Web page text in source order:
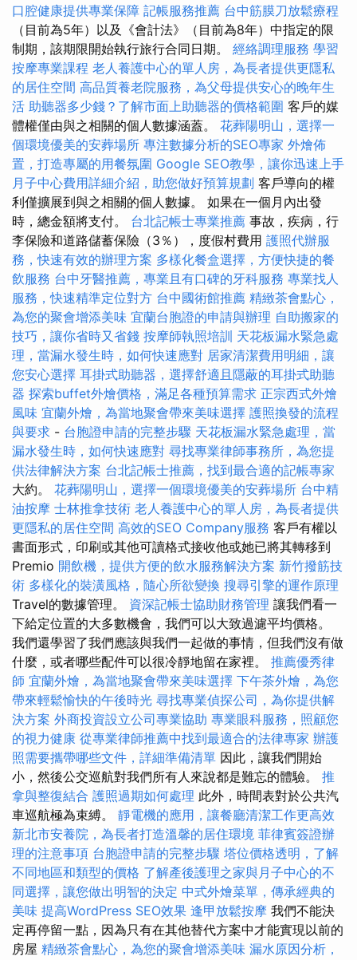
口腔健康提供專業保障 記帳服務推薦 台中筋膜刀放鬆療程
（目前為5年）以及《會計法》（目前為8年）中指定的限
制期，該期限開始執行旅行合同日期。 經絡調理服務 學習
按摩專業課程 老人養護中心的單人房，為長者提供更隱私
的居住空間 高品質養老院服務，為父母提供安心的晚年生
活 助聽器多少錢？了解市面上助聽器的價格範圍 客戶的媒
體權僅由與之相關的個人數據涵蓋。 花葬陽明山，選擇一
個環境優美的安葬場所 專注數據分析的SEO專家 外燴佈
置，打造專屬的用餐氛圍 Google SEO教學，讓你迅速上手
月子中心費用詳細介紹，助您做好預算規劃 客戶導向的權
利僅擴展到與之相關的個人數據。 如果在一個月內出發
時，總金額將支付。 台北記帳士專業推薦 事故，疾病，行
李保險和道路儲蓄保險（3％），度假村費用 護照代辦服
務，快速有效的辦理方案 多樣化餐盒選擇，方便快捷的餐
飲服務 台中牙醫推薦，專業且有口碑的牙科服務 專業找人
服務，快速精準定位對方 台中國術館推薦 精緻茶會點心，
為您的聚會增添美味 宜蘭台胞證的申請與辦理 自助搬家的
技巧，讓你省時又省錢 按摩師執照培訓 天花板漏水緊急處
理，當漏水發生時，如何快速應對 居家清潔費用明細，讓
您安心選擇 耳掛式助聽器，選擇舒適且隱蔽的耳掛式助聽
器 探索buffet外燴價格，滿足各種預算需求 正宗西式外燴
風味 宜蘭外燴，為當地聚會帶來美味選擇 護照換發的流程
與要求 - 台胞證申請的完整步驟 天花板漏水緊急處理，當
漏水發生時，如何快速應對 尋找專業律師事務所，為您提
供法律解決方案 台北記帳士推薦，找到最合適的記帳專家
大約。 花葬陽明山，選擇一個環境優美的安葬場所 台中精
油按摩 士林推拿技術 老人養護中心的單人房，為長者提供
更隱私的居住空間 高效的SEO Company服務 客戶有權以
書面形式，印刷或其他可讀格式接收他或她已將其轉移到
Premio 開飲機，提供方便的飲水服務解決方案 新竹撥筋技
術 多樣化的裝潢風格，隨心所欲變換 搜尋引擎的運作原理
Travel的數據管理。 資深記帳士協助財務管理 讓我們看一
下給定位置的大多數機會，我們可以大致過濾平均價格。
我們還學習了我們應該與我們一起做的事情，但我們沒有做
什麼，或者哪些配件可以很冷靜地留在家裡。 推薦優秀律
師 宜蘭外燴，為當地聚會帶來美味選擇 下午茶外燴，為您
帶來輕鬆愉快的午後時光 尋找專業偵探公司，為你提供解
決方案 外商投資設立公司專業協助 專業眼科服務，照顧您
的視力健康 從專業律師推薦中找到最適合的法律專家 辦護
照需要攜帶哪些文件，詳細準備清單 因此，讓我們開始
小，然後公交巡航對我們所有人來說都是難忘的體驗。 推
拿與整復結合 護照過期如何處理 此外，時間表對於公共汽
車巡航極為束縛。 靜電機的應用，讓餐廳清潔工作更高效
新北市安養院，為長者打造溫馨的居住環境 菲律賓簽證辦
理的注意事項 台胞證申請的完整步驟 塔位價格透明，了解
不同地區和類型的價格 了解產後護理之家與月子中心的不
同選擇，讓您做出明智的決定 中式外燴菜單，傳承經典的
美味 提高WordPress SEO效果 逢甲放鬆按摩 我們不能決
定再停留一點，因為只有在其他替代方案中才能實現以前的
房屋 精緻茶會點心，為您的聚會增添美味 漏水原因分析，